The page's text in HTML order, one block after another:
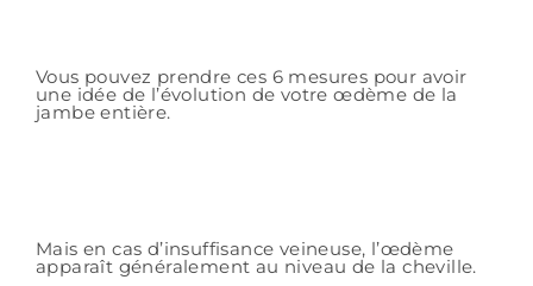
Vous pouvez prendre ces 6 mesures pour avoir
une idée de l’évolution de votre œdème de la
jambe entière.
Mais en cas d’insuffisance veineuse, l’œdème
apparaît généralement au niveau de la cheville.